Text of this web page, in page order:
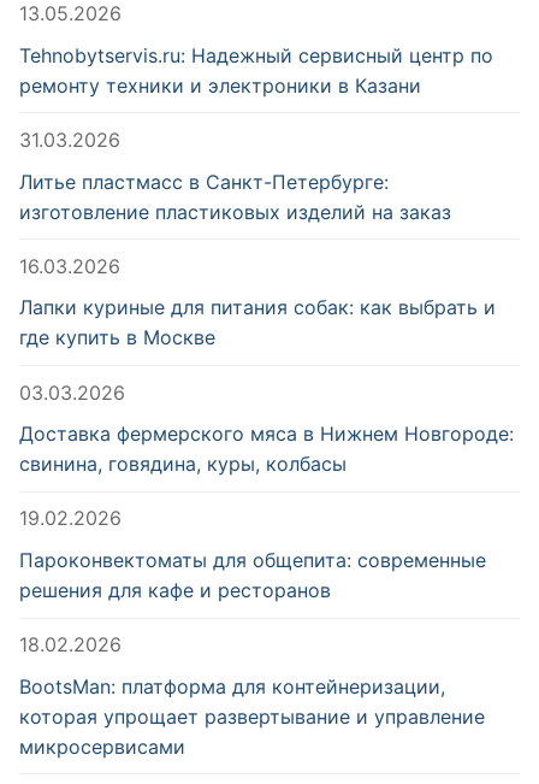
13.05.2026
Tehnobytservis.ru: Надежный сервисный центр по
ремонту техники и электроники в Казани
31.03.2026
Литье пластмасс в Санкт-Петербурге:
изготовление пластиковых изделий на заказ
16.03.2026
Лапки куриные для питания собак: как выбрать и
где купить в Москве
03.03.2026
Доставка фермерского мяса в Нижнем Новгороде:
свинина, говядина, куры, колбасы
19.02.2026
Пароконвектоматы для общепита: современные
решения для кафе и ресторанов
18.02.2026
BootsMan: платформа для контейнеризации,
которая упрощает развертывание и управление
микросервисами